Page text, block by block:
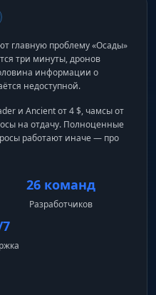
главную проблему «Осады»
три минуты, дронов
информации о
недоступной.
и Ancient от 4 $, чамсы от
на отдачу. Полноценные
работают иначе — про
26 команд
Разработчиков